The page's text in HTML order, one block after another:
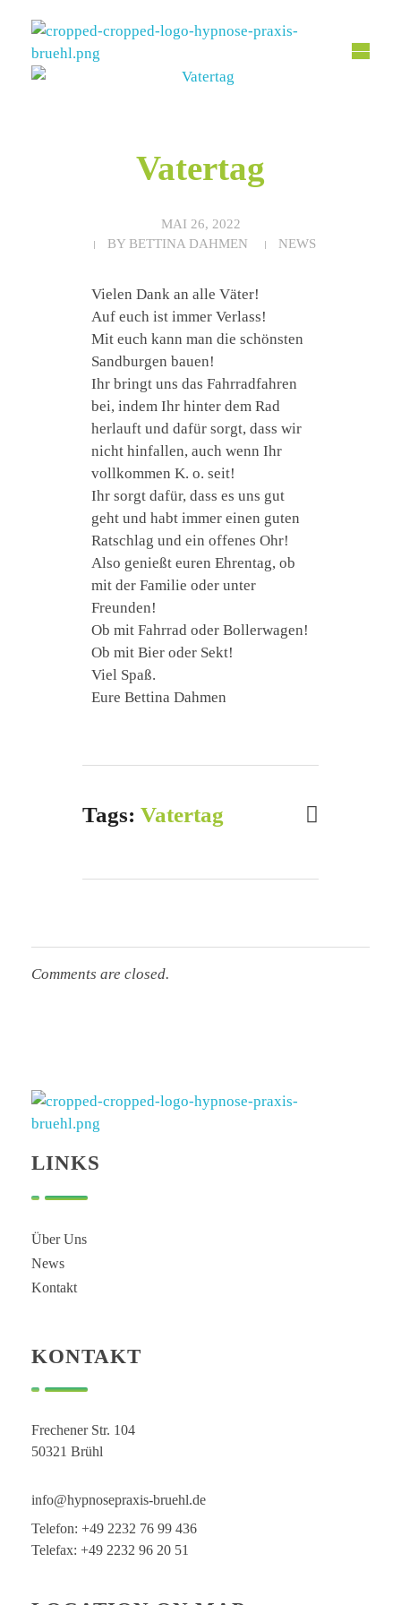
Bettina Dahmen
Vatertag
MAI 26, 2022
BY BETTINA DAHMEN NEWS
Vielen Dank an alle Väter!
Auf euch ist immer Verlass!
Mit euch kann man die schönsten
Sandburgen bauen!
Ihr bringt uns das Fahrradfahren
bei, indem Ihr hinter dem Rad
herlauft und dafür sorgt, dass wir
nicht hinfallen, auch wenn Ihr
vollkommen K. o. seit!
Ihr sorgt dafür, dass es uns gut
geht und habt immer einen guten
Ratschlag und ein offenes Ohr!
Also genießt euren Ehrentag, ob
mit der Familie oder unter
Freunden!
Ob mit Fahrrad oder Bollerwagen!
Ob mit Bier oder Sekt!
Viel Spaß.
Eure Bettina Dahmen
Tags: Vatertag
Comments are closed.
LINKS
Über Uns
News
Kontakt
KONTAKT
Frechener Str. 104
50321 Brühl
info@hypnosepraxis-bruehl.de
Telefon: +49 2232 76 99 436
Telefax: +49 2232 96 20 51